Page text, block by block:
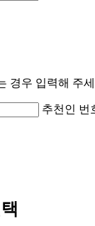
경우 입력해 주
추천인 번